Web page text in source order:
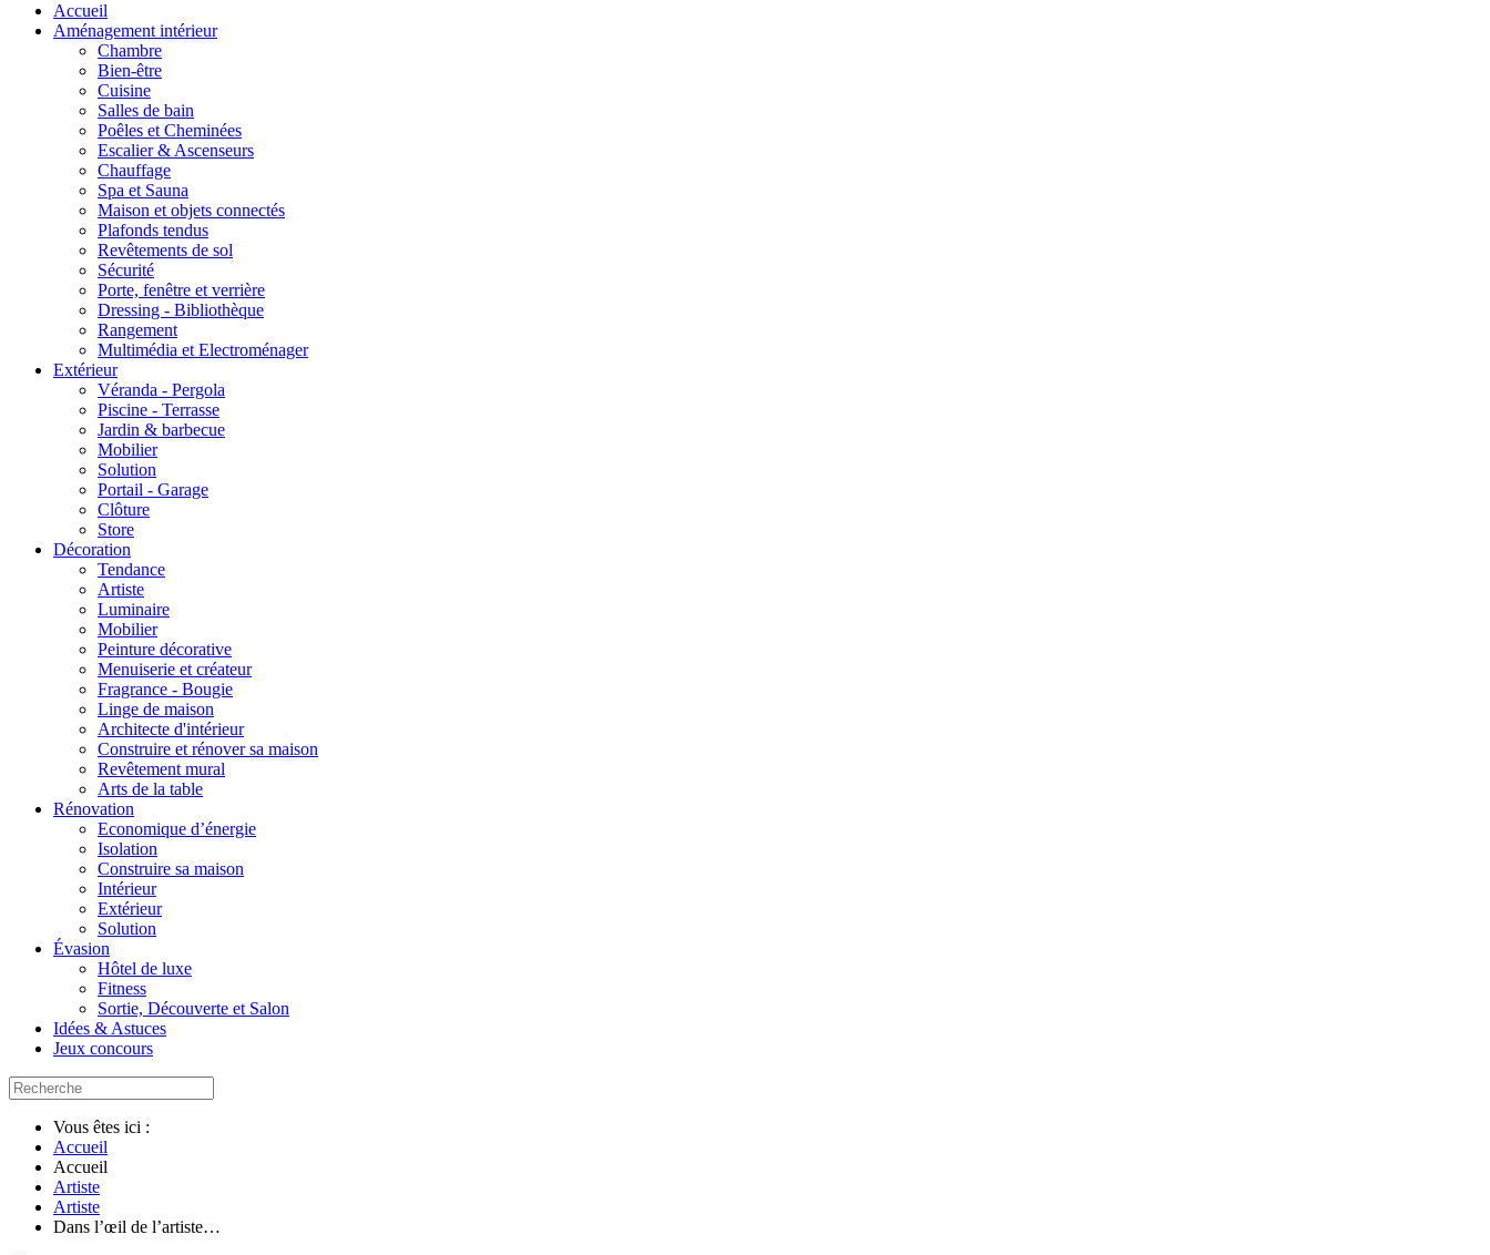
Accueil
Aménagement intérieur
Chambre
Bien-être
Cuisine
Salles de bain
Poêles et Cheminées
Escalier & Ascenseurs
Chauffage
Spa et Sauna
Maison et objets connectés
Plafonds tendus
Revêtements de sol
Sécurité
Porte, fenêtre et verrière
Dressing - Bibliothèque
Rangement
Multimédia et Electroménager
Extérieur
Véranda - Pergola
Piscine - Terrasse
Jardin & barbecue
Mobilier
Solution
Portail - Garage
Clôture
Store
Décoration
Tendance
Artiste
Luminaire
Mobilier
Peinture décorative
Menuiserie et créateur
Fragrance - Bougie
Linge de maison
Architecte d'intérieur
Construire et rénover sa maison
Revêtement mural
Arts de la table
Rénovation
Economique d’énergie
Isolation
Construire sa maison
Intérieur
Extérieur
Solution
Évasion
Hôtel de luxe
Fitness
Sortie, Découverte et Salon
Idées & Astuces
Jeux concours
Vous êtes ici :
Accueil
Accueil
Artiste
Artiste
Dans l’œil de l’artiste…